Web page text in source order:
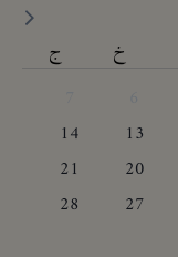
خ
ج
13
14
20
21
27
28